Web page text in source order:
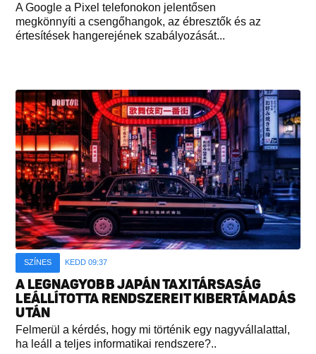
A Google a Pixel telefonokon jelentősen
megkönnyíti a csengőhangok, az ébresztők és az
értesítések hangerejének szabályozását...
SZÍNES KEDD 09:37
A LEGNAGYOBB JAPÁN TAXITÁRSASÁG
LEÁLLÍTOTTA RENDSZEREIT KIBERTÁMADÁS
UTÁN
Felmerül a kérdés, hogy mi történik egy nagyvállalattal,
ha leáll a teljes informatikai rendszere?..